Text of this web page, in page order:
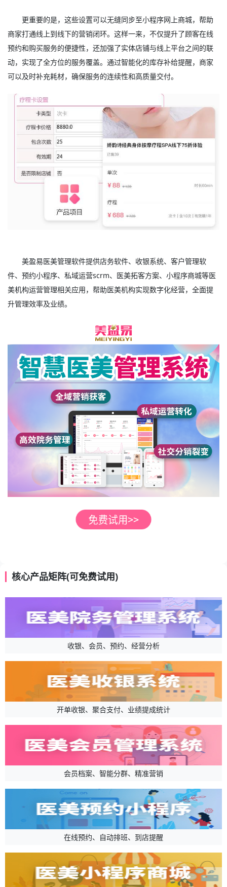
更重要的是，这些设置可以无缝同步至小程序网上商城，帮助
商家打通线上到线下的营销闭环。这样一来，不仅提升了顾客在线
预约和购买服务的便捷性，还加强了实体店铺与线上平台之间的联
动，实现了全方位的服务覆盖。通过智能化的库存补给提醒，商家
可以及时补充耗材，确保服务的连续性和高质量交付。
美盈易医美管理软件提供店务软件、收银系统、客户管理软
件、预约小程序、私域运营scrm、医美拓客方案、小程序商城等医
美机构运营管理相关应用，帮助医美机构实现数字化经营，全面提
升管理效率及业绩。
核心产品矩阵(可免费试用)
收银、会员、预约、经营分析
开单收银、聚合支付、业绩提成统计
会员档案、智能分群、精准营销
在线预约、自动排班、到店提醒